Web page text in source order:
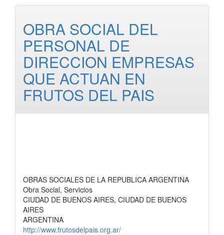
OBRA SOCIAL DEL
PERSONAL DE
DIRECCION EMPRESAS
QUE ACTUAN EN
FRUTOS DEL PAIS
OBRAS SOCIALES DE LA REPUBLICA ARGENTINA
Obra Social, Servicios
CIUDAD DE BUENOS AIRES, CIUDAD DE BUENOS
AIRES
ARGENTINA
http://www.frutosdelpais.org.ar/